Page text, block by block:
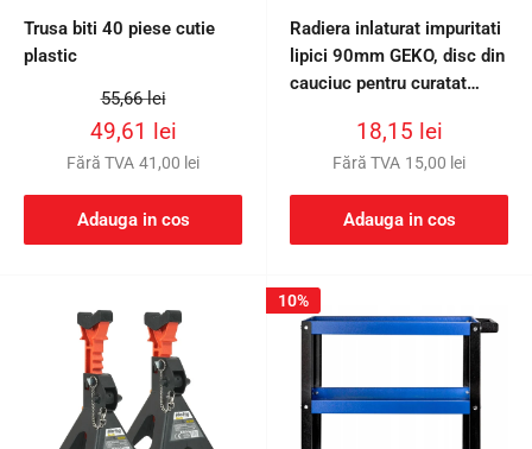
Trusa biti 40 piese cutie
plastic
Preț
55,66 lei
Preț
redus
49,61 lei
Fără TVA 41,00 lei
Adauga in cos
Radiera inlaturat impuritati
lipici 90mm GEKO, disc din
cauciuc pentru curatat
Preț
redus
18,15 lei
Fără TVA 15,00 lei
Adauga in cos
10%